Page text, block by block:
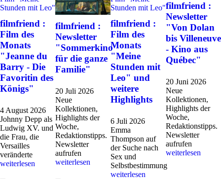
filmfriend :
Film des
Monats
"Jeanne du
Barry - Die
Favoritin des
Königs"
4 August 2026
Johnny Depp als
Ludwig XV. und
die Frau, die
Versailles
veränderte
weiterlesen
filmfriend :
Newsletter
"Sommerkino
für die ganze
Familie"
20 Juli 2026
Neue
Kollektionen,
Highlights der
Woche,
Redaktionstipps.
Newsletter
aufrufen
weiterlesen
filmfriend :
Film des
Monats
"Meine
Stunden mit
Leo" und
weitere
Highlights
6 Juli 2026
Emma
Thompson auf
der Suche nach
Sex und
Selbstbestimmung
weiterlesen
filmfriend :
Newsletter
"Von Dolan
bis Villeneuve
- Kino aus
Québec"
20 Juni 2026
Neue
Kollektionen,
Highlights der
Woche,
Redaktionstipps.
Newsletter
aufrufen
weiterlesen